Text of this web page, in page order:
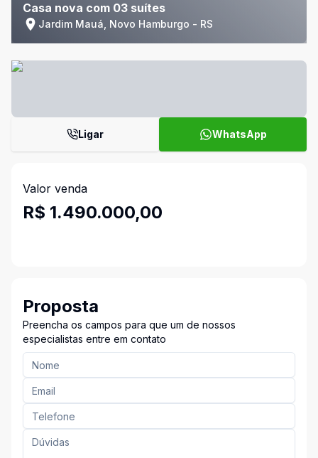
Casa nova com 03 suítes
Jardim Mauá, Novo Hamburgo - RS
Ligar WhatsApp
Valor venda
R$ 1.490.000,00
Proposta
Preencha os campos para que um de nossos
especialistas entre em contato